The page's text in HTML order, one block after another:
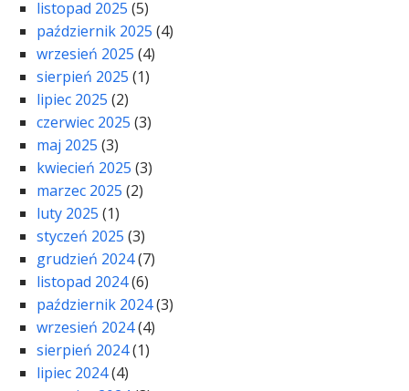
listopad 2025 (5)
październik 2025 (4)
wrzesień 2025 (4)
sierpień 2025 (1)
lipiec 2025 (2)
czerwiec 2025 (3)
maj 2025 (3)
kwiecień 2025 (3)
marzec 2025 (2)
luty 2025 (1)
styczeń 2025 (3)
grudzień 2024(7)
listopad 2024(6)
październik 2024(3)
wrzesień 2024(4)
sierpień 2024(1)
lipiec 2024(4)